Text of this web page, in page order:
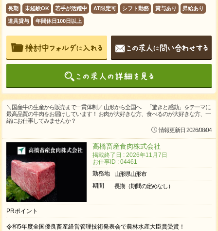
長期 未経験OK 若手が活躍中 AT限定可 シフト勤務 賞与あり 昇給あり
道具貸与 年間休日100日以上
＼国産牛の生産から販売まで一貫体制／ 山形から全国へ 「驚きと感動」をテーマに
最高品質の牛肉をお届けしています！ お肉が大好きな方、食べるのが大好きな方、一
緒にお仕事してみませんか？
情報更新日 2026/08/04
高橋畜産食肉株式会社
掲載終了日 : 2026年11月7日
お仕事ID : 04461
勤務地
山形県山形市
期間
長期（期間の定めなし）
PRポイント
令和5年度全国優良畜産経営管理技術発表会で農林水産大臣賞受賞！